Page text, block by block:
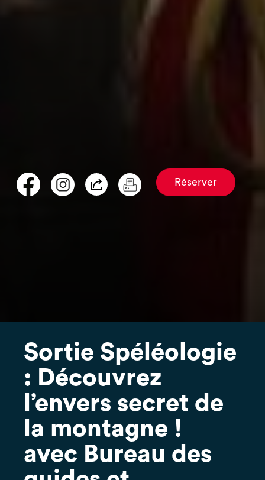
Réserver
Sortie Spéléologie
: Découvrez
l’envers secret de
la montagne !
avec Bureau des